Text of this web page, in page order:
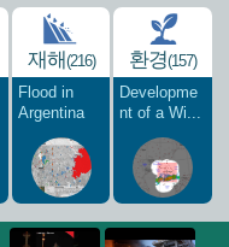
재해(216)
Flood in
Argentina
환경(157)
Developme
nt of a Wi...